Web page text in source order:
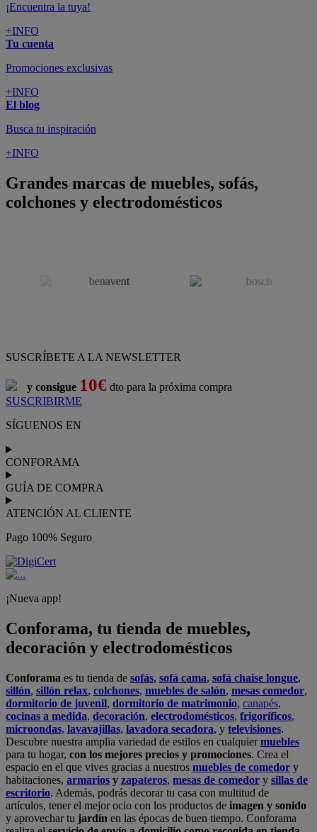
¡Encuentra la tuya!
+INFO
Tu cuenta
Promociones exclusivas
+INFO
El blog
Busca tu inspiración
+INFO
Grandes marcas de muebles, sofás,
colchones y electrodomésticos
SUSCRÍBETE A LA NEWSLETTER
y consigue 10€ dto para la próxima compra
SUSCRIBIRME
SÍGUENOS EN
CONFORAMA
GUÍA DE COMPRA
ATENCIÓN AL CLIENTE
Pago 100% Seguro
¡Nueva app!
Conforama, tu tienda de muebles,
decoración y electrodomésticos
Conforama es tu tienda de sofás, sofá cama, sofá chaise longue,
sillón, sillón relax, colchones, muebles de salón, mesas comedor,
dormitorio de juvenil, dormitorio de matrimonio, canapés,
cocinas a medida, decoración, electrodomésticos, frigoríficos,
microondas, lavavajillas, lavadora secadora, y televisiones.
Descubre nuestra amplia variedad de estilos en cualquiermuebles
para tu hogar, con los mejores precios y promociones. Crea el
espacio en el que vives gracias a nuestros muebles de comedor y
habitaciones, armarios y zapateros, mesas de comedor y sillas de
escritorio. Además, podrás decorar tu casa con multitud de
artículos, tener el mejor ocio con los productos de imagen y sonido
y aprovechar tu jardín en las épocas de buen tiempo. Conforama